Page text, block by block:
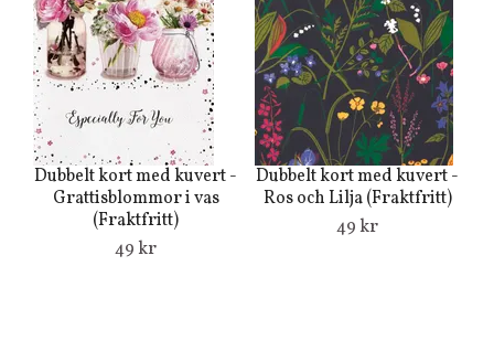
Dubbelt kort med kuvert -
Grattisblommor i vas
(Fraktfritt)
49 kr
Dubbelt kort med kuvert -
Ros och Lilja (Fraktfritt)
49 kr